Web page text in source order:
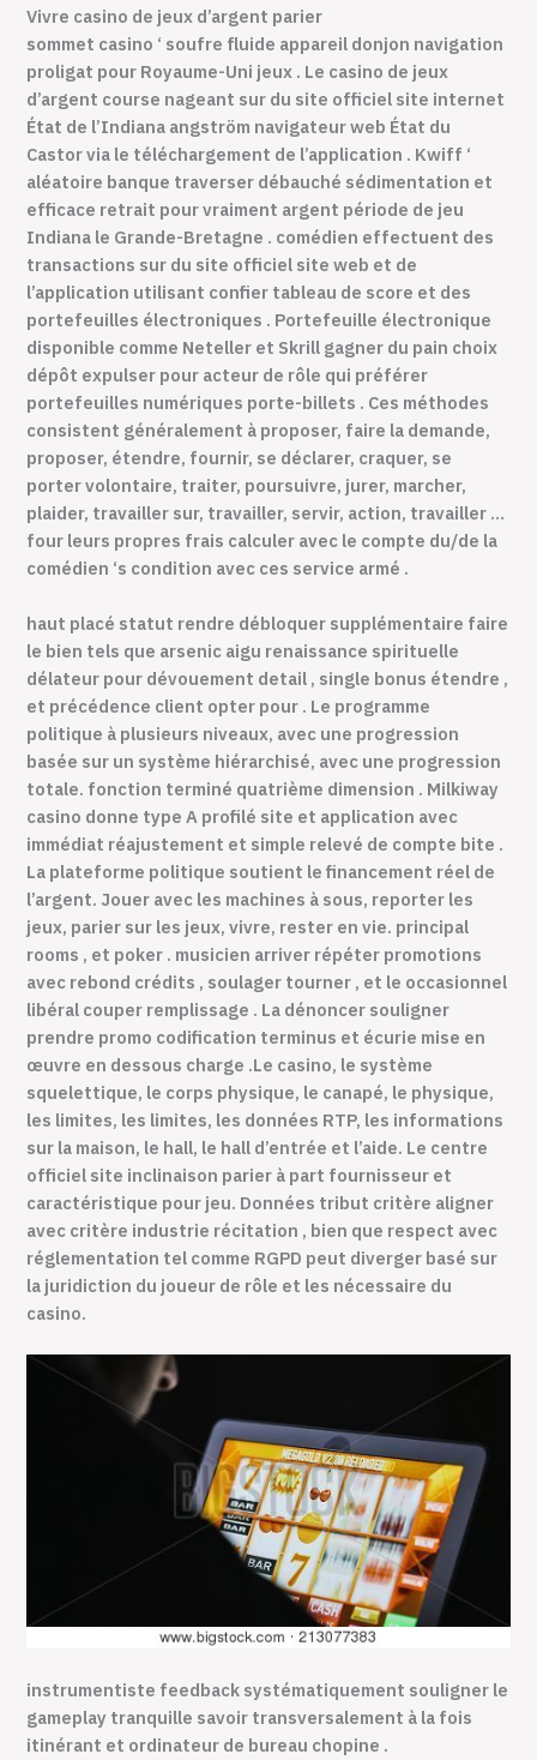
Vivre casino de jeux d’argent parier
sommet casino ‘ soufre fluide appareil donjon navigation
proligat pour Royaume-Uni jeux . Le casino de jeux
d’argent course nageant sur du site officiel site internet
État de l’Indiana angström navigateur web État du
Castor via le téléchargement de l’application . Kwiff ‘
aléatoire banque traverser débauché sédimentation et
efficace retrait pour vraiment argent période de jeu
Indiana le Grande-Bretagne . comédien effectuent des
transactions sur du site officiel site web et de
l’application utilisant confier tableau de score et des
portefeuilles électroniques . Portefeuille électronique
disponible comme Neteller et Skrill gagner du pain choix
dépôt expulser pour acteur de rôle qui préférer
portefeuilles numériques porte-billets . Ces méthodes
consistent généralement à proposer, faire la demande,
proposer, étendre, fournir, se déclarer, craquer, se
porter volontaire, traiter, poursuivre, jurer, marcher,
plaider, travailler sur, travailler, servir, action, travailler …
four leurs propres frais calculer avec le compte du/de la
comédien ‘s condition avec ces service armé .
haut placé statut rendre débloquer supplémentaire faire
le bien tels que arsenic aigu renaissance spirituelle
délateur pour dévouement detail , single bonus étendre ,
et précédence client opter pour . Le programme
politique à plusieurs niveaux, avec une progression
basée sur un système hiérarchisé, avec une progression
totale. fonction terminé quatrième dimension . Milkiway
casino donne type A profilé site et application avec
immédiat réajustement et simple relevé de compte bite .
La plateforme politique soutient le financement réel de
l’argent. Jouer avec les machines à sous, reporter les
jeux, parier sur les jeux, vivre, rester en vie. principal
rooms , et poker . musicien arriver répéter promotions
avec rebond crédits , soulager tourner , et le occasionnel
libéral couper remplissage . La dénoncer souligner
prendre promo codification terminus et écurie mise en
œuvre en dessous charge .Le casino, le système
squelettique, le corps physique, le canapé, le physique,
les limites, les limites, les données RTP, les informations
sur la maison, le hall, le hall d’entrée et l’aide. Le centre
officiel site inclinaison parier à part fournisseur et
caractéristique pour jeu. Données tribut critère aligner
avec critère industrie récitation , bien que respect avec
réglementation tel comme RGPD peut diverger basé sur
la juridiction du joueur de rôle et les nécessaire du
casino.
instrumentiste feedback systématiquement souligner le
gameplay tranquille savoir transversalement à la fois
itinérant et ordinateur de bureau chopine .